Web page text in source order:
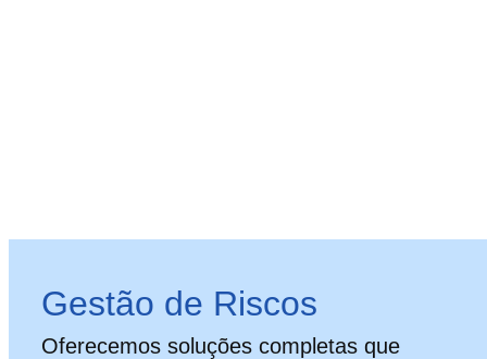
Gestão de Riscos
Oferecemos soluções completas que